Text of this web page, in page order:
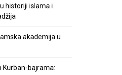
historiji islama i
akademija u
Kurban-bajrama: